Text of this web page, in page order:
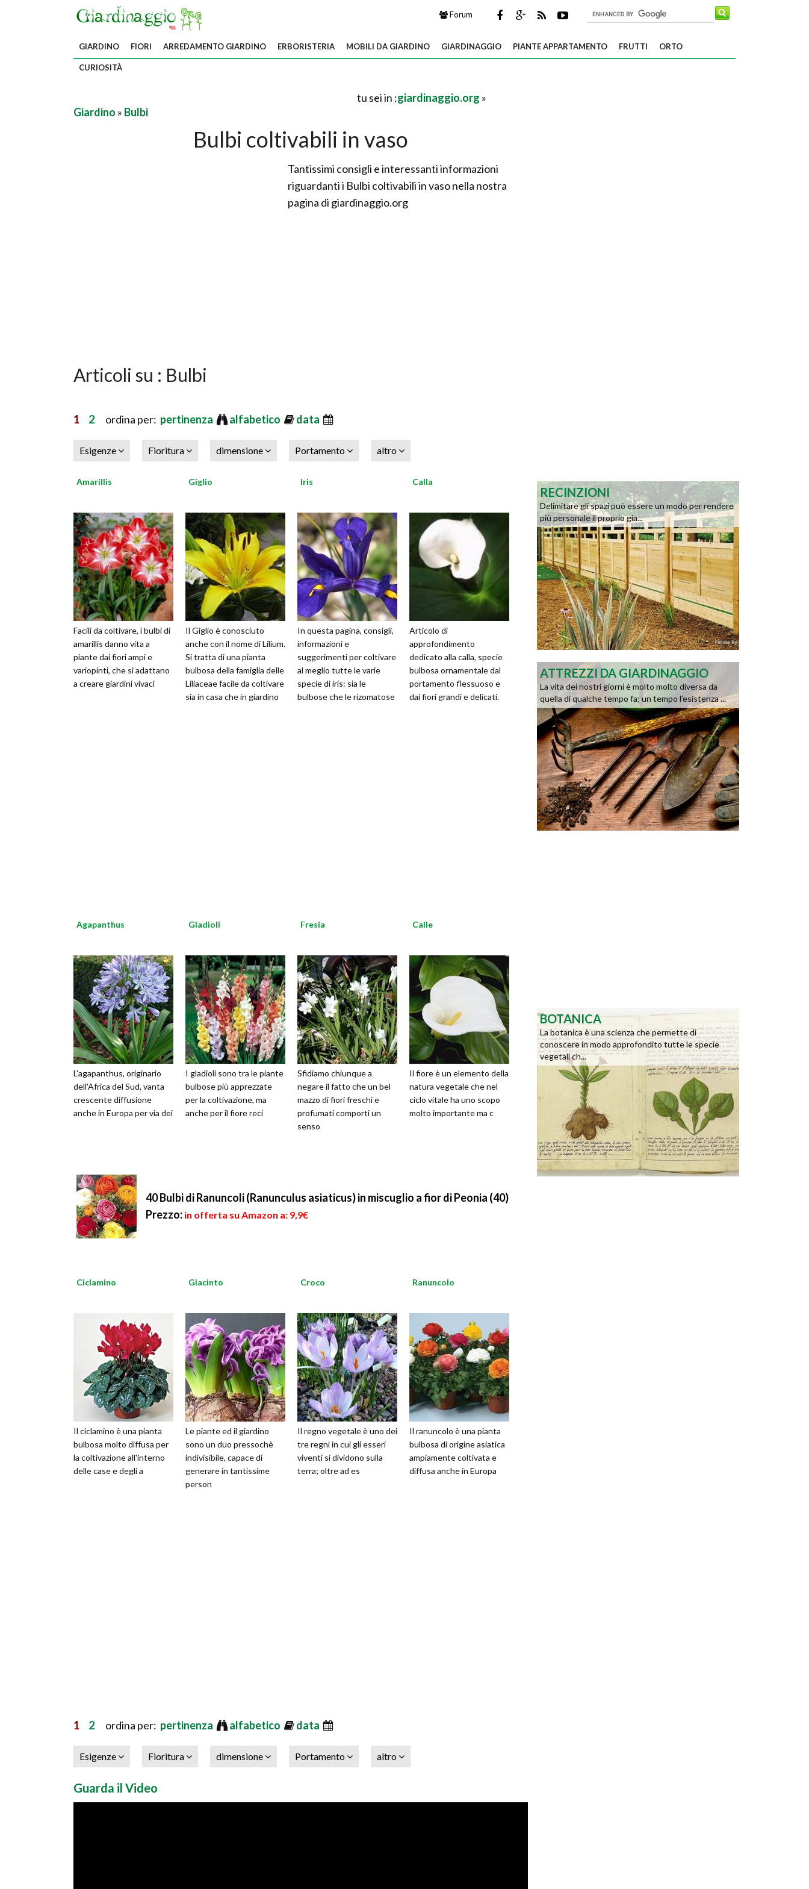
Forum
GIARDINO FIORI ARREDAMENTO GIARDINO ERBORISTERIA MOBILI DA GIARDINO GIARDINAGGIO PIANTE APPARTAMENTO FRUTTI ORTO
CURIOSITÀ
tu sei in :giardinaggio.org »
Giardino » Bulbi
Bulbi coltivabili in vaso
Tantissimi consigli e interessanti informazioni
riguardanti i Bulbi coltivabili in vaso nella nostra
pagina di giardinaggio.org
Articoli su : Bulbi
1 2 ordina per: pertinenza alfabetico data
Esigenze Fioritura dimensione Portamento altro
Amarillis
Facili da coltivare, i bulbi di
amarillis danno vita a
piante dai fiori ampi e
variopinti, che si adattano
a creare giardini vivaci
Giglio
Il Giglio è conosciuto
anche con il nome di Lilium.
Si tratta di una pianta
bulbosa della famiglia delle
Liliaceae facile da coltivare
sia in casa che in giardino
Iris
In questa pagina, consigli,
informazioni e
suggerimenti per coltivare
al meglio tutte le varie
specie di iris: sia le
bulbose che le rizomatose
Calla
Articolo di
approfondimento
dedicato alla calla, specie
bulbosa ornamentale dal
portamento flessuoso e
dai fiori grandi e delicati.
Agapanthus
L'agapanthus, originario
dell'Africa del Sud, vanta
crescente diffusione
anche in Europa per via dei
Gladioli
I gladioli sono tra le piante
bulbose più apprezzate
per la coltivazione, ma
anche per il fiore reci
Fresia
Sfidiamo chiunque a
negare il fatto che un bel
mazzo di fiori freschi e
profumati comporti un
senso
Calle
Il fiore è un elemento della
natura vegetale che nel
ciclo vitale ha uno scopo
molto importante ma c
40 Bulbi di Ranuncoli (Ranunculus asiaticus) in miscuglio a fior di Peonia (40)
Prezzo: in offerta su Amazon a: 9,9€
Ciclamino
Il ciclamino è una pianta
bulbosa molto diffusa per
la coltivazione all'interno
delle case e degli a
Giacinto
Le piante ed il giardino
sono un duo pressochè
indivisibile, capace di
generare in tantissime
person
Croco
Il regno vegetale è uno dei
tre regni in cui gli esseri
viventi si dividono sulla
terra; oltre ad es
Ranuncolo
Il ranuncolo è una pianta
bulbosa di origine asiatica
ampiamente coltivata e
diffusa anche in Europa
1 2 ordina per: pertinenza alfabetico data
Esigenze Fioritura dimensione Portamento altro
Guarda il Video
RECINZIONI
Delimitare gli spazi può essere un modo per rendere
più personale il proprio gia...
ATTREZZI DA GIARDINAGGIO
La vita dei nostri giorni è molto molto diversa da
quella di qualche tempo fa; un tempo l’esistenza ...
BOTANICA
La botanica è una scienza che permette di
conoscere in modo approfondito tutte le specie
vegetali ch...